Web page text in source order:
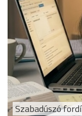
Szabadúszó